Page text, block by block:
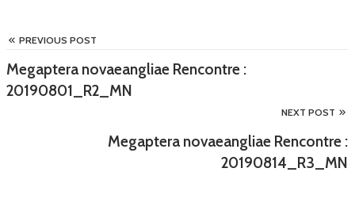
PREVIOUS POST
Megaptera novaeangliae Rencontre :
20190801_R2_MN
NEXT POST
Megaptera novaeangliae Rencontre :
20190814_R3_MN